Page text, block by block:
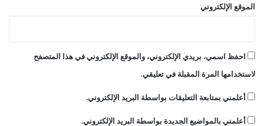
الموقع الإلكتروني
احفظ اسمي، بريدي الإلكتروني، والموقع الإلكتروني في هذا المتصفح
لاستخدامها المرة المقبلة في تعليقي.
أعلمني بمتابعة التعليقات بواسطة البريد الإلكتروني.
أعلمني بالمواضيع الجديدة بواسطة البريد الإلكتروني.